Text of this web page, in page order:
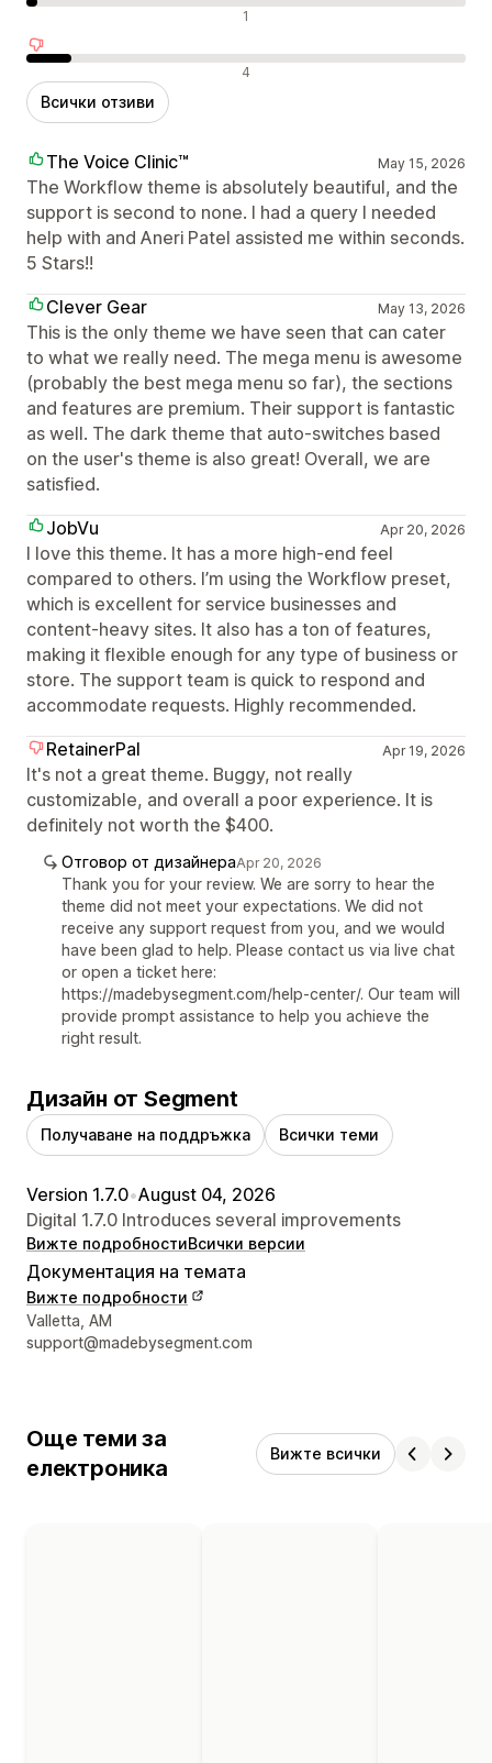
Неутрални отзиви 1
Отрицателни отзиви 4
Всички отзиви
The Voice Clinic™ May 15, 2026
The Workflow theme is absolutely beautiful, and the
support is second to none. I had a query I needed
help with and Aneri Patel assisted me within seconds.
5 Stars!!
Clever Gear
May 13, 2026
This is the only theme we have seen that can cater
to what we really need. The mega menu is awesome
(probably the best mega menu so far), the sections
and features are premium. Their support is fantastic
as well. The dark theme that auto-switches based
on the user's theme is also great! Overall, we are
satisfied.
JobVu
Apr 20, 2026
I love this theme. It has a more high-end feel
compared to others. I’m using the Workflow preset,
which is excellent for service businesses and
content-heavy sites. It also has a ton of features,
making it flexible enough for any type of business or
store. The support team is quick to respond and
accommodate requests. Highly recommended.
RetainerPal
Apr 19, 2026
It's not a great theme. Buggy, not really
customizable, and overall a poor experience. It is
definitely not worth the $400.
Отговор от дизайнераApr 20, 2026
Thank you for your review. We are sorry to hear the
theme did not meet your expectations. We did not
receive any support request from you, and we would
have been glad to help. Please contact us via live chat
or open a ticket here:
https://madebysegment.com/help-center/. Our team will
provide prompt assistance to help you achieve the
right result.
Дизайн от Segment
Получаване на поддръжка Всички теми
Version 1.7.0•August 04, 2026
Digital 1.7.0 Introduces several improvements
Вижте подробностиВсички версии
Документация на темата
Вижте подробности
Данни за връзка с дизайнера
Valletta, AM
support@madebysegment.com
Още теми за
електроника
Вижте всички